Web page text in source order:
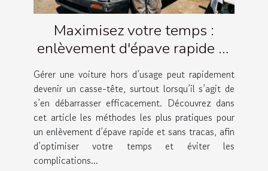
Maximisez votre temps :
enlèvement d'épave rapide et
simple
Gérer une voiture hors d’usage peut rapidement
devenir un casse-tête, surtout lorsqu’il s’agit de
s’en débarrasser efficacement. Découvrez dans
cet article les méthodes les plus pratiques pour
un enlèvement d’épave rapide et sans tracas, afin
d’optimiser votre temps et éviter les
complications...